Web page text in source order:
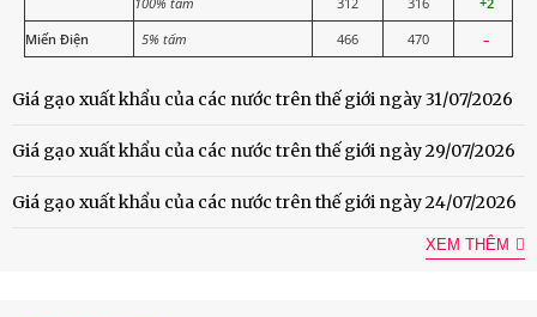
Miến Điện
5% tấm 466 470 –
Giá gạo xuất khẩu của các nước trên thế giới ngày 31/07/2026
Giá gạo xuất khẩu của các nước trên thế giới ngày 29/07/2026
Giá gạo xuất khẩu của các nước trên thế giới ngày 24/07/2026
XEM THÊM